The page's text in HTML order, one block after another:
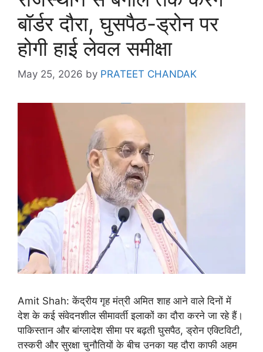
बॉर्डर दौरा, घुसपैठ-ड्रोन पर
होगी हाई लेवल समीक्षा
May 25, 2026 by PRATEET CHANDAK
Amit Shah: केंद्रीय गृह मंत्री अमित शाह आने वाले दिनों में
देश के कई संवेदनशील सीमावर्ती इलाकों का दौरा करने जा रहे हैं।
पाकिस्तान और बांग्लादेश सीमा पर बढ़ती घुसपैठ, ड्रोन एक्टिविटी,
तस्करी और सुरक्षा चुनौतियों के बीच उनका यह दौरा काफी अहम